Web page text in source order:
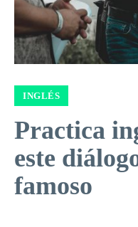
INGLÉS
Practica
este
famoso